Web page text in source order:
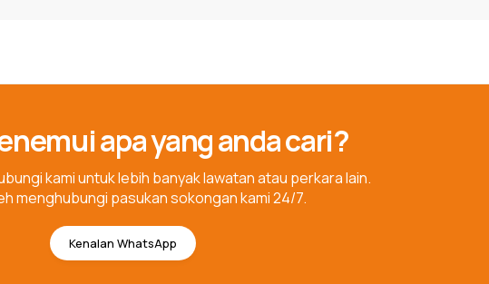
apa yang anda cari?
kami untuk lebih banyak lawatan atau perkara lain.
menghubungi pasukan sokongan kami 24/7.
Kenalan WhatsApp